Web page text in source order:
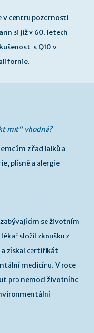
v centru pozornosti
si již v 60. letech
s Q10 v
mit" vhodná?
z řad laiků a
plísně a alergie
se životním
složil zkoušku z
získal certifikát
medicínu. V roce
pro nemoci životního